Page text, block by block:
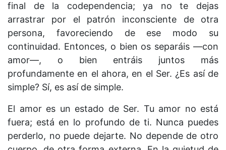
final de la codependencia; ya no te dejas
arrastrar por el patrón inconsciente de otra
persona, favoreciendo de ese modo su
continuidad. Entonces, o bien os separáis —con
amor—, o bien entráis juntos más
profundamente en el ahora, en el Ser. ¿Es así de
simple? Sí, es así de simple.
El amor es un estado de Ser. Tu amor no está
fuera; está en lo profundo de ti. Nunca puedes
perderlo, no puede dejarte. No depende de otro